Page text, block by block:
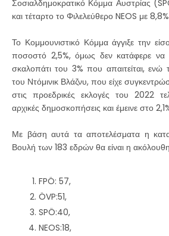
Σοσιαλδημοκρατικό Κόμμα Αυστρίας
και τέταρτο το Φιλελεύθερο NEOS με
Το Κομμουνιστικό Κόμμα άγγιξε την
ποσοστό 2,5%, όμως δεν κατάφερε να
σκαλοπάτι του 3% που απαιτείται,
του Ντόμινικ Βλάζνυ, που είχε
στις προεδρικές εκλογές του 2022
αρχικές δημοσκοπήσεις και έμεινε στο
Με βάση αυτά τα αποτελέσματα η
Βουλή των 183 εδρών θα είναι η ακόλουθη
FPÖ: 57,
ÖVP:51,
SPÖ:40,
NEOS:18,